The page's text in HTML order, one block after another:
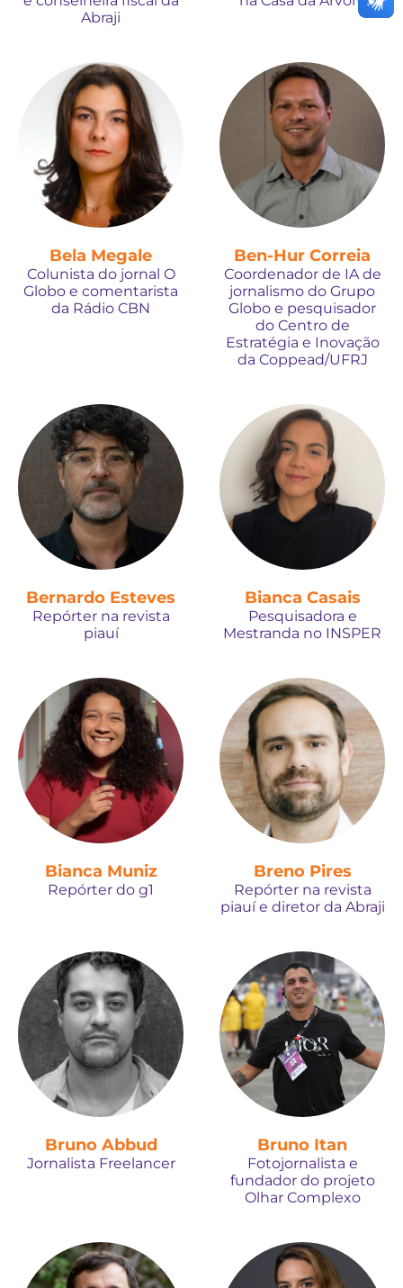
Abraji
Bela Megale
Colunista do jornal O
Globo e comentarista
da Rádio CBN
Ben-Hur Correia
Coordenador de IA de
jornalismo do Grupo
Globo e pesquisador
do Centro de
Estratégia e Inovação
da Coppead/UFRJ
Bernardo Esteves
Repórter na revista
piauí
Bianca Casais
Pesquisadora e
Mestranda no INSPER
Bianca Muniz
Repórter do g1
Breno Pires
Repórter na revista
piauí e diretor da Abraji
Bruno Abbud
Jornalista Freelancer
Bruno Itan
Fotojornalista e
fundador do projeto
Olhar Complexo